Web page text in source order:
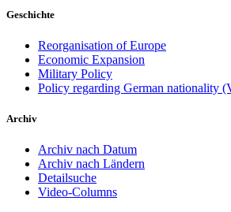
Geschichte
Reorganisation of Europe
Economic Expansion
Military Policy
Policy regarding German nationality
Archiv
Archiv nach Datum
Archiv nach Ländern
Detailsuche
Video-Columns